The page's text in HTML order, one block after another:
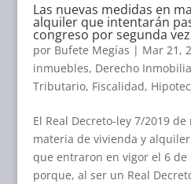
Las nuevas medidas en
alquiler que intentarán
congreso por segunda vez
por Bufete Megías | Mar 21,
inmuebles, Derecho
Tributario, Fiscalidad,
El Real Decreto-ley 7/2019
materia de vivienda y
que entraron en vigor el 6
porque, al ser un Real